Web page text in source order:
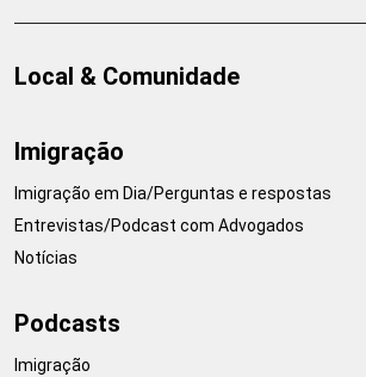
Local & Comunidade
Imigração
Imigração em Dia/Perguntas e respostas
Entrevistas/Podcast com Advogados
Notícias
Podcasts
Imigração